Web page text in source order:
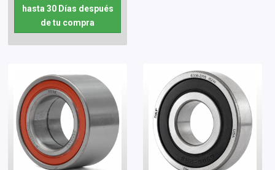
hasta 30 Días después
de tu compra